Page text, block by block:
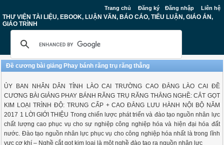
Trang chủ Đăng ký Đăng nhập Liên hệ
THƯ VIỆN TÀI LIỆU, EBOOK, LUẬN VĂN, BÁO CÁO, TIỂU LUẬN, GIÁO ÁN,
GIÁO TRÌNH
Đề cương bài giảng Phay bánh răng trụ răng thẳng
ỦY BAN NHÂN DÂN TỈNH LÀO CAI TRƯỜNG CAO ĐẲNG LÀO CAI ĐỀ
CƯƠNG BÀI GIẢNG PHAY BÁNH RĂNG TRỤ RĂNG THẲNG NGHỀ: CẮT GỌT
KIM LOẠI TRÌNH ĐỘ: TRUNG CẤP + CAO ĐẲNG LƯU HÀNH NỘI BỘ NĂM
2017 1 LỜI GIỚI THIỆU Trong chiến lược phát triển và đào tạo nguồn nhân lực
chất lượng cao phục vụ cho sự nghiệp công nghiệp hóa và hiện đại hóa đất
nước. Đào tạo nguồn nhân lực phục vụ cho công nghiệp hóa nhất là trong lĩnh
vực cơ khí – Nghề cắt gọt kim loại là một nghề đào tạo ra nguồn nhân lực